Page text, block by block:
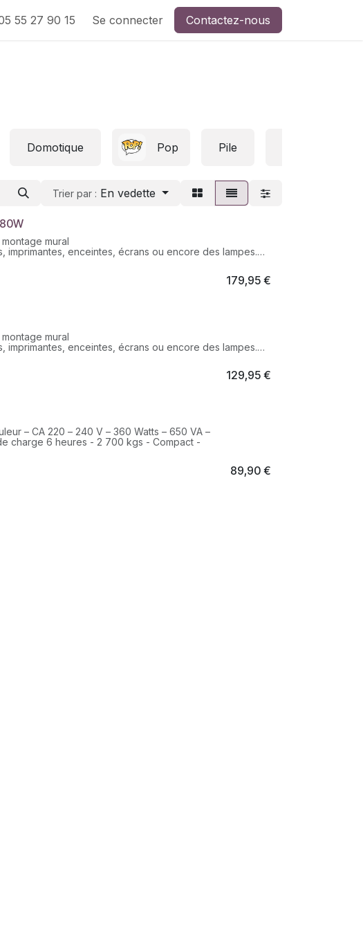
55 27 90 15 Se connecter Contactez-nous
Domotique Pop Pile
Trier par : En vedette
mural
enceintes, écrans ou encore des lampes.
179,95€
mural
enceintes, écrans ou encore des lampes.
129,95€
– CA 220 – 240 V – 360 Watts – 650 VA –
charge 6 heures - 2 700 kgs - Compact -
89,90€